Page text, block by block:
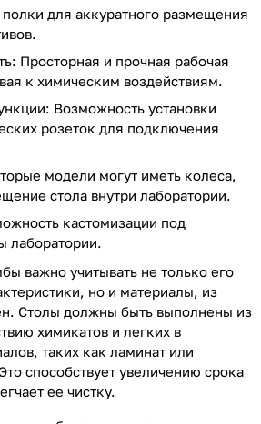
для аккуратного размещения
Просторная и прочная рабочая
к химическим воздействиям.
Возможность установки
розеток для подключения
модели могут иметь колеса,
стола внутри лаборатории.
кастомизации под
лаборатории.
важно учитывать не только его
но и материалы, из
Столы должны быть выполнены из
химикатов и легких в
таких как ламинат или
способствует увеличению срока
ее чистку.